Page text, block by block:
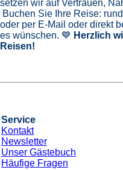
setzen wir auf Vertrauen,
Buchen Sie Ihre Reise:
oder per E-Mail oder direkt
es wünschen. 💙 Herzlich
Reisen!
Service
Kontakt
Newsletter
Unser Gästebuch
Häufige Fragen